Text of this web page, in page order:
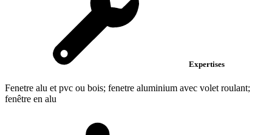
Expertises
Fenetre alu et pvc ou bois; fenetre aluminium avec volet roulant;
fenêtre en alu